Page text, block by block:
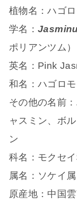
植物名：ハゴ
学名：
ポリアンツム）
英名：Pink
和名：ハゴロ
その他の名前
ャスミン、ボ
ン
科名：モクセ
属名：ソケイ属
原産地：中国